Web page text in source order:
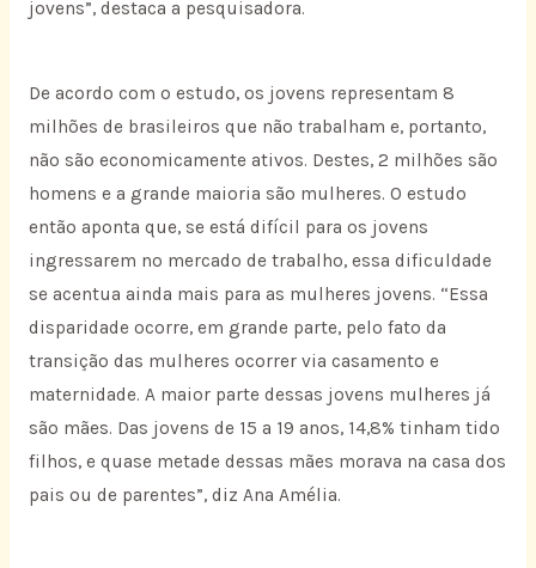
jovens”, destaca a pesquisadora.
De acordo com o estudo, os jovens representam 8
milhões de brasileiros que não trabalham e, portanto,
não são economicamente ativos. Destes, 2 milhões são
homens e a grande maioria são mulheres. O estudo
então aponta que, se está difícil para os jovens
ingressarem no mercado de trabalho, essa dificuldade
se acentua ainda mais para as mulheres jovens. “Essa
disparidade ocorre, em grande parte, pelo fato da
transição das mulheres ocorrer via casamento e
maternidade. A maior parte dessas jovens mulheres já
são mães. Das jovens de 15 a 19 anos, 14,8% tinham tido
filhos, e quase metade dessas mães morava na casa dos
pais ou de parentes”, diz Ana Amélia.